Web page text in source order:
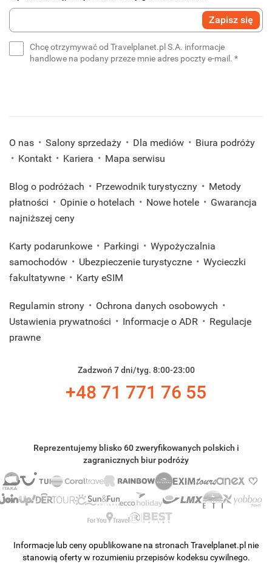
Wprowadź
swój
Zapisz się
Chcę otrzymywać od Travelplanet.pl S.A. informacje
handlowe na podany przeze mnie adres poczty e-mail. *
O nas Salony sprzedaży Dla mediów
Biura podróży
Kontakt
Kariera Mapa serwisu
Blog o podróżach Przewodnik turystyczny
Metody
płatności
Opinie o hotelach Nowe hotele
Gwarancja
najniższej ceny
Karty podarunkowe Parkingi
Wypożyczalnia
samochodów
Ubezpieczenie turystyczne
Wycieczki
fakultatywne
Karty eSIM
Regulamin strony
Ochrona danych osobowych
Ustawienia prywatności
Informacje o ADR
Regulacje
prawne
Zadzwoń 7 dni/tyg. 8:00-23:00
+48 71 771 76 55
Reprezentujemy blisko 60 zweryfikowanych polskich i
zagranicznych biur podróży
Informacje lub ceny opublikowane na stronach Travelplanet.pl nie
stanowią oferty w rozumieniu przepisów kodeksu cywilnego.